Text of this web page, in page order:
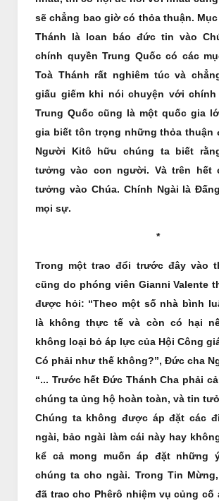
sẽ chẳng bao giờ có thỏa thuận.
Thánh là loan báo đức tin vào
chính quyền Trung Quốc có các
Toà Thánh rất nghiêm túc và
giấu giếm khi nói chuyện với chính
Trung Quốc cũng là một quốc gia
gia biết tôn trọng những thỏa thuận
Người Kitô hữu chúng ta biết
tưởng vào con người. Và trên hết
tưởng vào Chúa. Chính Ngài là
mọi sự.
*
Trong một trao đổi trước đây vào
cũng do phóng viên Gianni Valente
được hỏi: “Theo một số nhà bình
là không thực tế và còn có hại
không loại bỏ áp lực của Hội Công
Có phải như thế không?”, Đức cha
“... Trước hết Đức Thánh Cha phải
chúng ta ủng hộ hoàn toàn, và tin
Chúng ta không được áp đặt các
ngài, bảo ngài làm cái này hay
kể cả mong muốn áp đặt những
chúng ta cho ngài. Trong Tin Mừng,
đã trao cho Phêrô nhiệm vụ củng cố